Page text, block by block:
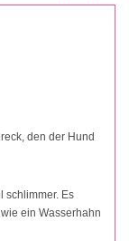
den der Hund
schlimmer. Es
ein Wasserhahn